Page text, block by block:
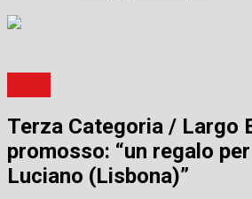
Terza Categoria / Largo
promosso: “un regalo
Luciano (Lisbona)”